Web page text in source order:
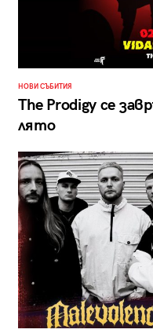
НОВИ СЪБИТИЯ
The Prodigy се
лято